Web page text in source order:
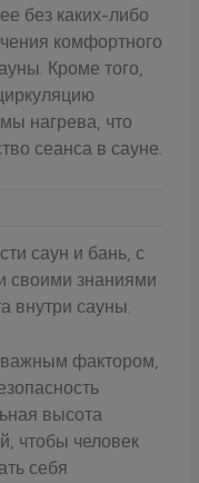
без каких-либо
комфортного
Кроме того,
нагрева, что
сеанса в сауне.
саун и бань, с
своими знаниями
внутри сауны.
важным фактором,
высота
чтобы человек
себя